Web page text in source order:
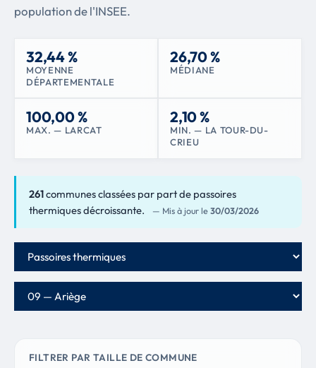
population de l'INSEE.
32,44 %
MOYENNE
DÉPARTEMENTALE
26,70 %
MÉDIANE
100,00 %
MAX. — LARCAT
2,10 %
MIN. — LA TOUR-DU-
CRIEU
261communes classées par part de passoires
thermiques décroissante.
— Mis à jour le 30/03/2026
Critère de classement
Département
FILTRER PAR TAILLE DE COMMUNE